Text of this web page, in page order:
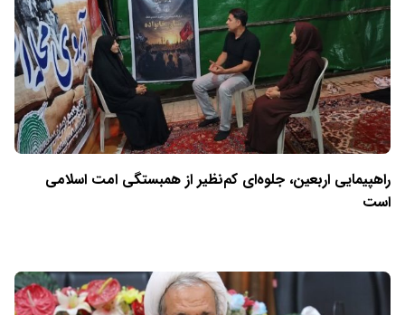
راهپیمایی اربعین، جلوه‌ای کم‌نظیر از همبستگی امت اسلامی
است